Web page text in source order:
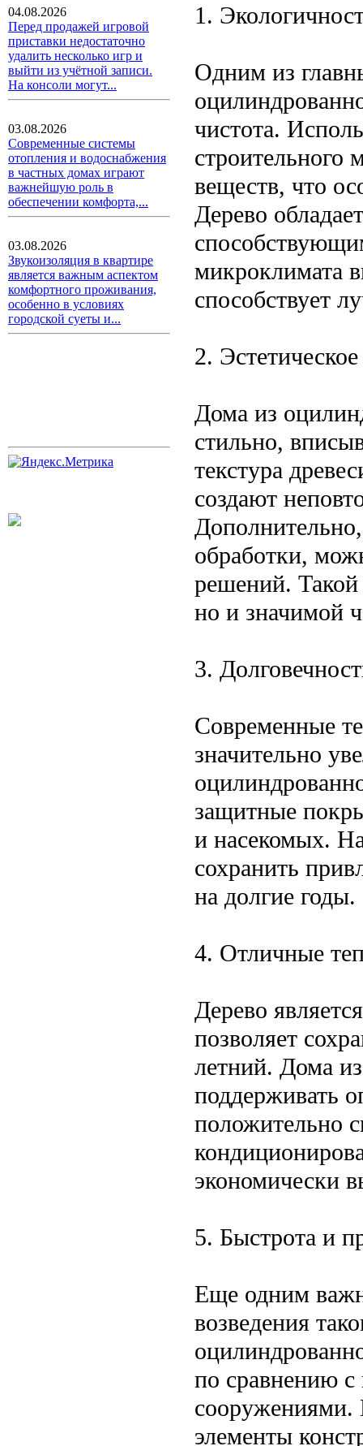
04.08.2026
Перед продажей игровой
приставки недостаточно
удалить несколько игр и
выйти из учётной записи.
На консоли могут...
03.08.2026
Современные системы
отопления и водоснабжения
в частных домах играют
важнейшую роль в
обеспечении комфорта,...
03.08.2026
Звукоизоляция в квартире
является важным аспектом
комфортного проживания,
особенно в условиях
городской суеты и...
1.
Одним из
чистота.
строительного
веществ, что
Дерево
микроклимата
способствует
2.
Дома из
стильно,
текстура
создают
обработки,
решений. Такой
но и значимой
3.
Современные
значительно
защитные
и насекомых.
сохранить
на долгие годы.
4. Отличные
Дерево
позволяет
летний. Дома
поддерживать
положительно
экономически
5. Быстрота и
Еще одним
возведения
по сравнению
сооружениями.
элементы